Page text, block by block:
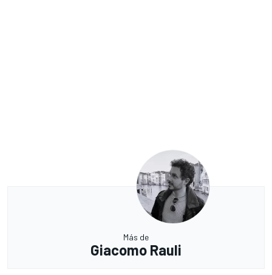
Más de
Giacomo Rauli